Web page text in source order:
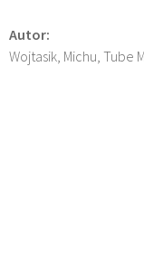
Autor:
Wojtasik, Michu, Tube